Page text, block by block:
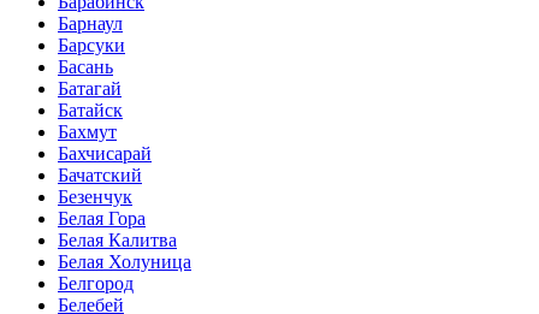
Барнаул
Барсуки
Басань
Батагай
Батайск
Бахмут
Бахчисарай
Бачатский
Безенчук
Белая Гора
Белая Калитва
Белая Холуница
Белгород
Белебей